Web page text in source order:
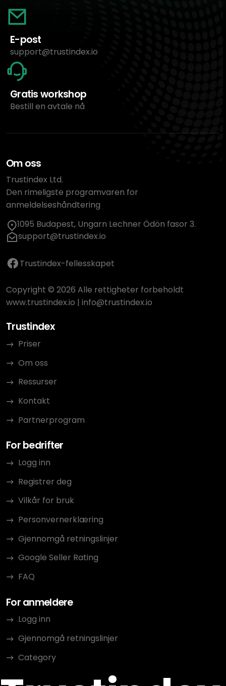
E-post
support@trustindex.io
Gratis workshop
Bestill en avtale nå
Om oss
Trustindex Ltd.
Den rimeligste programvaren for
anmeldelseshåndtering
1095 Budapest, Ungarn Lechner Ödön fasor 3.
support@trustindex.io
Trustindex-fellesskapet
Copyright © 2026 Alle rettigheter forbeholdt
www.trustindex.io | info@trustindex.io
Trustindex
Priser
Om oss
Ressurser
Kontakt
Partnerprogram
For bedrifter
Logg inn
Registrer deg
Vilkår for bruk
Personvernerklæring
Gjennomgå retningslinjer
Google Seller Rating
FAQ
For anmeldere
Logg inn
Gjennomgå retningslinjer
Category